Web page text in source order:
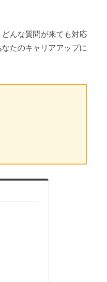
んな質問が来ても対応
たのキャリアアップに